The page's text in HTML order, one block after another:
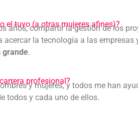
el tuyo (a otras mujeres afines)?
años, compartir la gestión de los
acercar la tecnología a las empresas
grande.
profesional?
y mujeres, y todos me han
todos y cada uno de ellos.